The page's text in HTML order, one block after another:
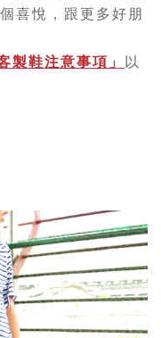
喜悅，跟更多好朋
製鞋注意事項」 以